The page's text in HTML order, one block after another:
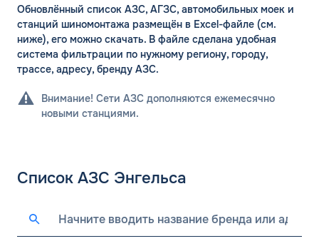
Обновлённый список АЗС, АГЗС, автомобильных моек и
станций шиномонтажа размещён в Excel-файле (см.
ниже), его можно скачать. В файле сделана удобная
система фильтрации по нужному региону, городу,
трассе, адресу, бренду АЗС.
Внимание! Сети АЗС дополняются ежемесячно
новыми станциями.
Список АЗС Энгельса
ЗАКАЗАТЬ
Мы свяжемся с Вами в ближайшее
ОК